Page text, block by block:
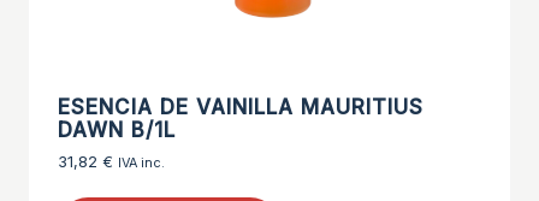
ESENCIA DE VAINILLA MAURITIUS
DAWN B/1L
31,82 € IVA inc.